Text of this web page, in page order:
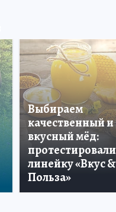
Выбираем
качественный и
вкусный мёд:
протестировали
линейку «Вкус &
Польза»